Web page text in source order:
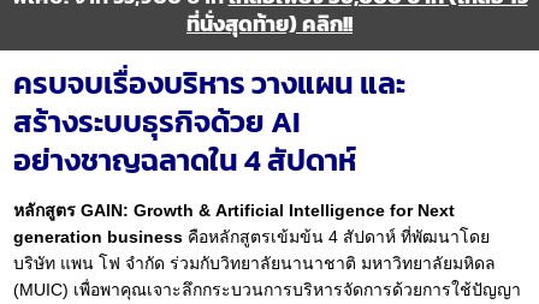
ที่นั่งสุดท้าย) คลิก!!
ครบจบเรื่องบริหาร วางแผน และ
สร้างระบบธุรกิจด้วย AI
อย่างชาญฉลาดใน 4 สัปดาห์
หลักสูตร GAIN: Growth & Artificial Intelligence for Next
generation business คือหลักสูตรเข้มข้น 4 สัปดาห์ ที่พัฒนาโดย
บริษัท แพน โฟ จำกัด ร่วมกับวิทยาลัยนานาชาติ มหาวิทยาลัยมหิดล
(MUIC) เพื่อพาคุณเจาะลึกกระบวนการบริหารจัดการด้วยการใช้ปัญญา